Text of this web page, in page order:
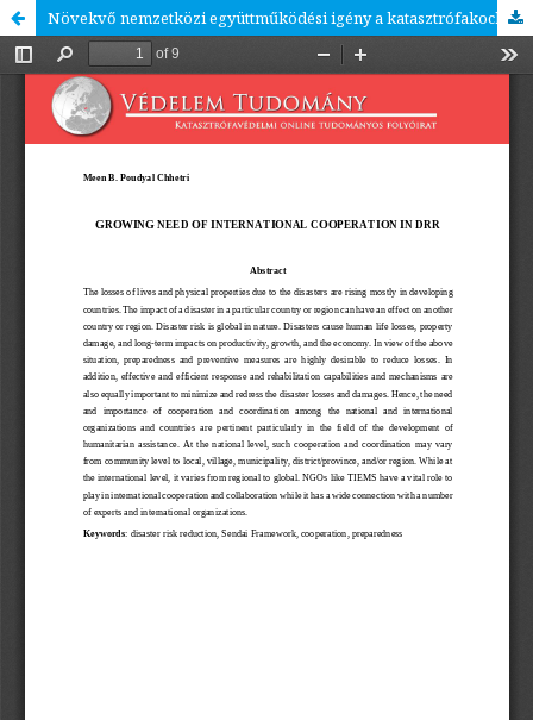
Növekvő nemzetközi együttműködési igény a katasztrófakockázat csökkentésében